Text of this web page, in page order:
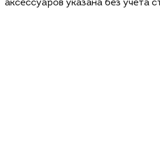
аксессуаров указана без учёта